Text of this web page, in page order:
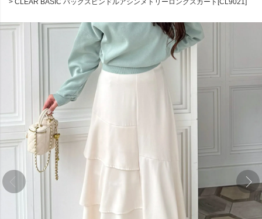
CLEAR BASIC バックスピンドルアシンメトリーロングスカート[CL9021]